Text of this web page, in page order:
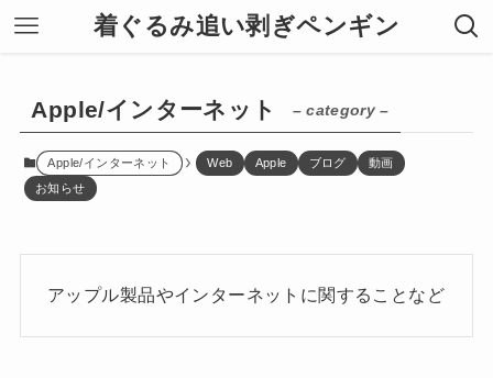
着ぐるみ追い剥ぎペンギン
Apple/インターネット – category –
Apple/インターネット Web Apple ブログ
動画
お知らせ
アップル製品やインターネットに関することなど